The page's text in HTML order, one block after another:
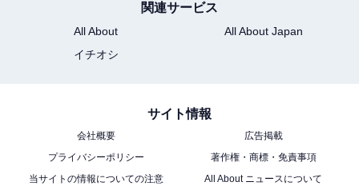
関連サービス
All About
All About Japan
イチオシ
サイト情報
会社概要
広告掲載
プライバシーポリシー
著作権・商標・免責事項
当サイトの情報についての注意
All About ニュースについて